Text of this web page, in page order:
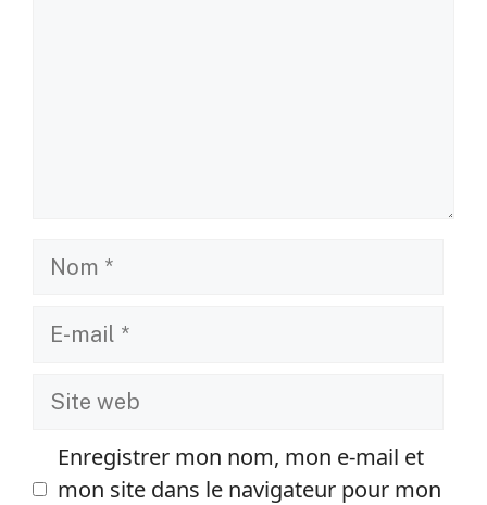
Nom
Site
Enregistrer mon nom, mon e-mail et
mon site dans le navigateur pour mon